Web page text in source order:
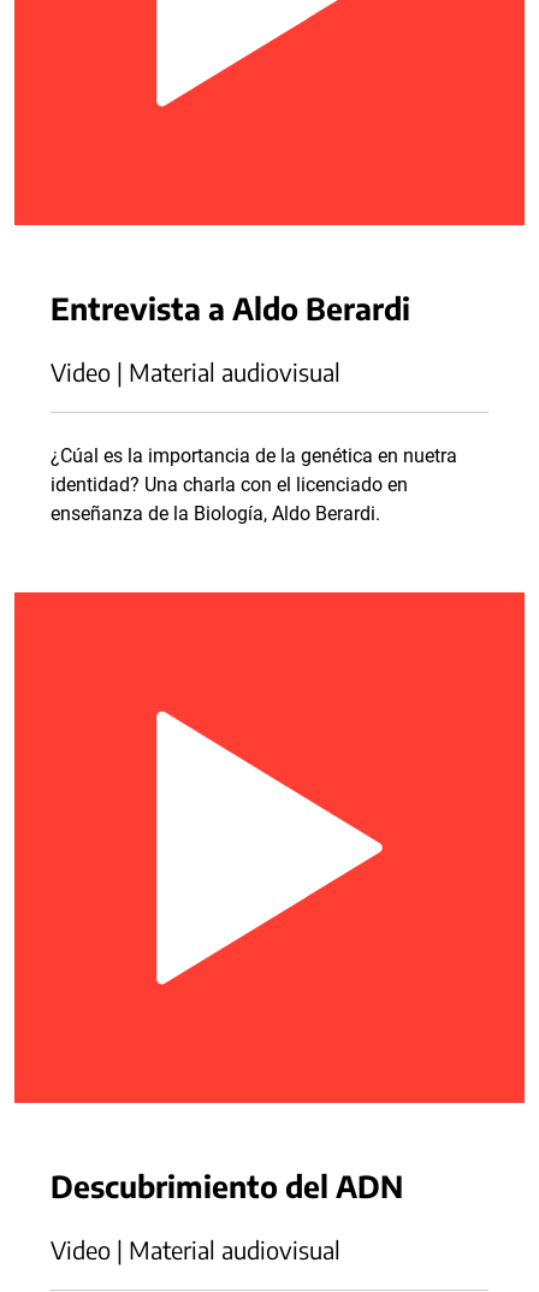
Entrevista a Aldo Berardi
Video | Material audiovisual
¿Cúal es la importancia de la genética en nuetra
identidad? Una charla con el licenciado en
enseñanza de la Biología, Aldo Berardi.
Descubrimiento del ADN
Video | Material audiovisual